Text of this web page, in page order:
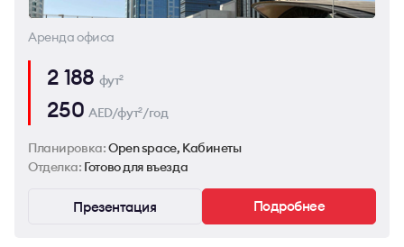
Аренда офиса
2 188 фут2
250AED/фут2/год
Планировка:Open space, Кабинеты
Отделка: Готово для въезда
Презентация Подробнее